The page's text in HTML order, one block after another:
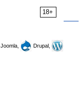
18+
Joomla,
Drupal,